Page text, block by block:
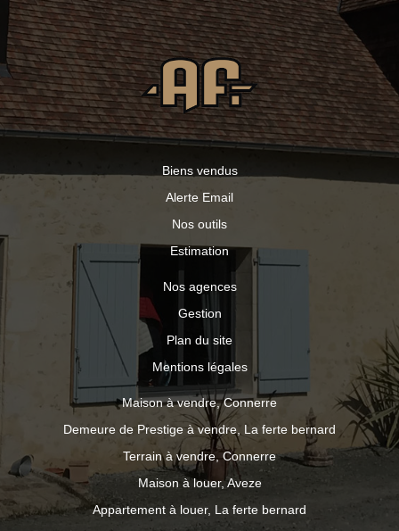
Biens vendus
Alerte Email
Nos outils
Estimation
Nos agences
Gestion
Plan du site
Mentions légales
Maison à vendre, Connerre
Demeure de Prestige à vendre, La ferte bernard
Terrain à vendre, Connerre
Maison à louer, Aveze
Appartement à louer, La ferte bernard